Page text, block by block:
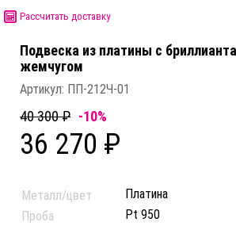
Рассчитать доставку
Подвеска из платины c
жемчугом
Артикул: ПП-212Ч-01
40 300 ₽ -10%
36 270 ₽
Металл/цвет
Платина
Проба
Pt 950